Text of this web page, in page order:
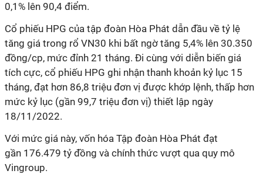
0,1% lên 90,4 điểm.
Cổ phiếu HPG của tập đoàn Hòa Phát dẫn đầu về tỷ lệ
tăng giá trong rổ VN30 khi bất ngờ tăng 5,4% lên 30.350
đồng/cp, mức đỉnh 21 tháng. Đi cùng với diễn biến giá
tích cực, cổ phiếu HPG ghi nhận thanh khoản kỷ lục 15
tháng, đạt hơn 86,8 triệu đơn vị được khớp lệnh, thấp hơn
mức kỷ lục (gần 99,7 triệu đơn vị) thiết lập ngày
18/11/2022.
Với mức giá này, vốn hóa Tập đoàn Hòa Phát đạt
gần 176.479 tỷ đồng và chính thức vượt qua quy mô
Vingroup.